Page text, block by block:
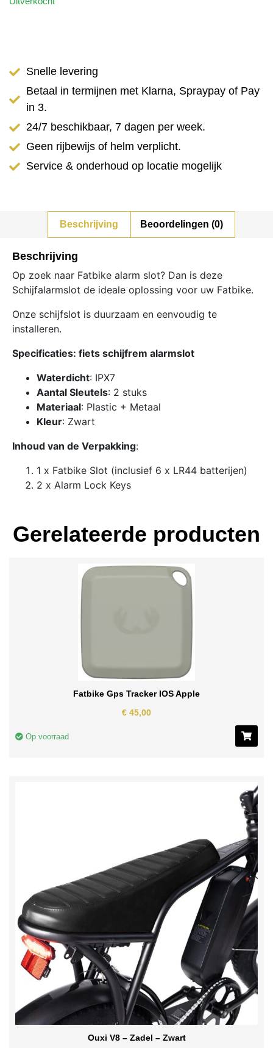
Snelle levering
Betaal in termijnen met Klarna, Spraypay of Pay
in 3.
24/7 beschikbaar, 7 dagen per week.
Geen rijbewijs of helm verplicht.
Service & onderhoud op locatie mogelijk
Beschrijving Beoordelingen (0)
Beschrijving
Op zoek naar Fatbike alarm slot? Dan is deze
Schijfalarmslot de ideale oplossing voor uw Fatbike.
Onze schijfslot is duurzaam en eenvoudig te
installeren.
Specificaties: fiets schijfrem alarmslot
Waterdicht: IPX7
Aantal Sleutels: 2 stuks
Materiaal: Plastic + Metaal
Kleur: Zwart
Inhoud van de Verpakking:
1 x Fatbike Slot (inclusief 6 x LR44 batterijen)
2 x Alarm Lock Keys
Gerelateerde producten
Fatbike Gps Tracker IOS Apple
€ 45,00
Op voorraad
Ouxi V8 – Zadel – Zwart